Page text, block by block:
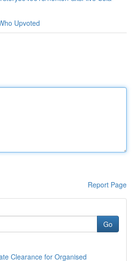
Upvoted
Report Page
Go
Clearance for Organised